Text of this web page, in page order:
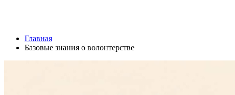
Главная
Базовые знания о волонтерстве